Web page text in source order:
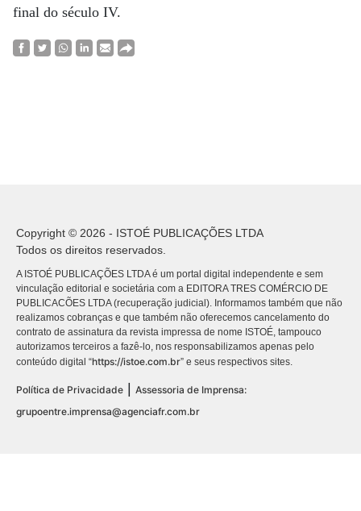
final do século IV.
Copyright © 2026 - ISTOÉ PUBLICAÇÕES LTDA
Todos os direitos reservados.
A ISTOÉ PUBLICAÇÕES LTDA é um portal digital independente e sem
vinculação editorial e societária com a EDITORA TRES COMÉRCIO DE
PUBLICACÕES LTDA (recuperação judicial). Informamos também que não
realizamos cobranças e que também não oferecemos cancelamento do
contrato de assinatura da revista impressa de nome ISTOÉ, tampouco
autorizamos terceiros a fazê-lo, nos responsabilizamos apenas pelo
conteúdo digital “https://istoe.com.br” e seus respectivos sites.
Política de Privacidade
Assessoria de Imprensa:
grupoentre.imprensa@agenciafr.com.br